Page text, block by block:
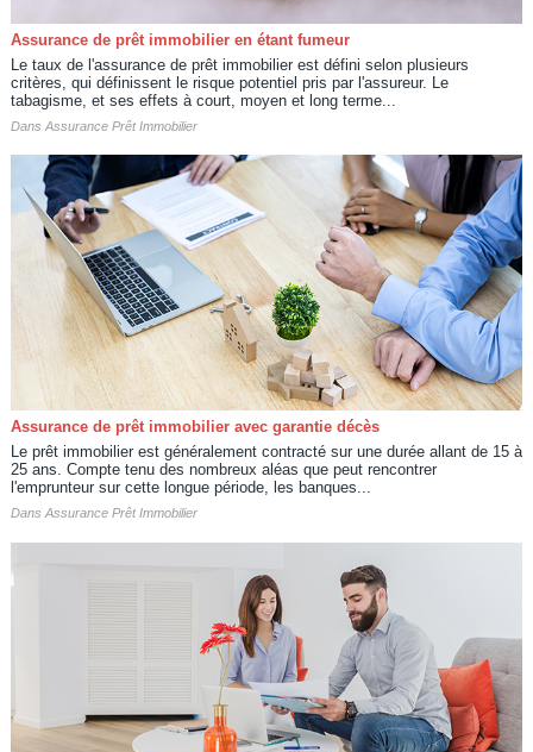
Assurance de prêt immobilier en étant fumeur
Le taux de l'assurance de prêt immobilier est défini selon plusieurs
critères, qui définissent le risque potentiel pris par l'assureur. Le
tabagisme, et ses effets à court, moyen et long terme...
Dans Assurance Prêt Immobilier
Assurance de prêt immobilier avec garantie décès
Le prêt immobilier est généralement contracté sur une durée allant de 15 à
25 ans. Compte tenu des nombreux aléas que peut rencontrer
l'emprunteur sur cette longue période, les banques...
Dans Assurance Prêt Immobilier